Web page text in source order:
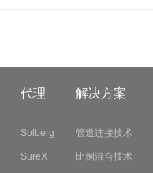
代理
Solberg
SureX
解决方案
管道连接技术
比例混合技术